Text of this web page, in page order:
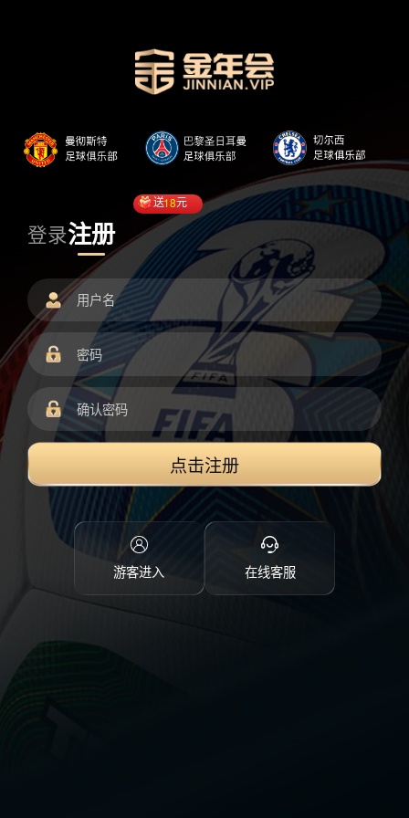
登录注册
送18元
点击注册
游客进入 在线客服